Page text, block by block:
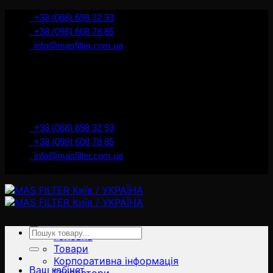
İçeriğe+38 (068) 698 32 93
+38 (098) 608 78 85
info@masfilter.com.ua
+38 (068) 698 32 93
+38 (098) 608 78 85
info@masfilter.com.ua
Головна
Товари
Корпоративна інформація
Ara:
Ваш кабінет